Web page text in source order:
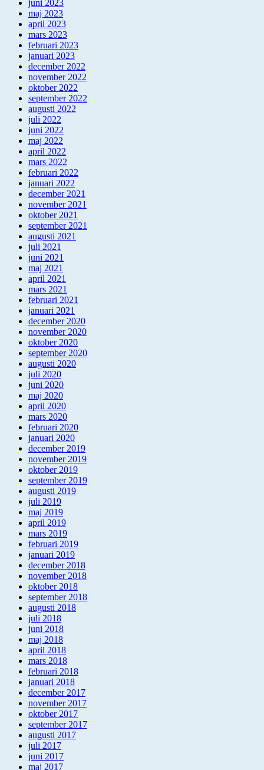
juni 2023
maj 2023
april 2023
mars 2023
februari 2023
januari 2023
december 2022
november 2022
oktober 2022
september 2022
augusti 2022
juli 2022
juni 2022
maj 2022
april 2022
mars 2022
februari 2022
januari 2022
december 2021
november 2021
oktober 2021
september 2021
augusti 2021
juli 2021
juni 2021
maj 2021
april 2021
mars 2021
februari 2021
januari 2021
december 2020
november 2020
oktober 2020
september 2020
augusti 2020
juli 2020
juni 2020
maj 2020
april 2020
mars 2020
februari 2020
januari 2020
december 2019
november 2019
oktober 2019
september 2019
augusti 2019
juli 2019
maj 2019
april 2019
mars 2019
februari 2019
januari 2019
december 2018
november 2018
oktober 2018
september 2018
augusti 2018
juli 2018
juni 2018
maj 2018
april 2018
mars 2018
februari 2018
januari 2018
december 2017
november 2017
oktober 2017
september 2017
augusti 2017
juli 2017
juni 2017
maj 2017